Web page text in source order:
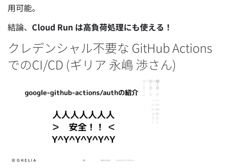
用可能。
結論、 Cloud Run は高負荷処理にも使える！
クレデンシャル不要な GitHub Actions
でのCI/CD (ギリア 永嶋 渉さん)